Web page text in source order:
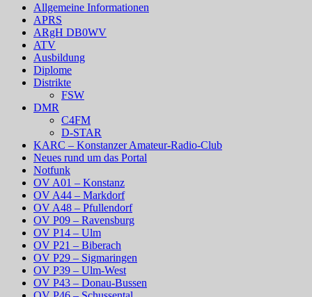
Allgemeine Informationen
APRS
ARgH DB0WV
ATV
Ausbildung
Diplome
Distrikte
FSW
DMR
C4FM
D-STAR
KARC – Konstanzer Amateur-Radio-Club
Neues rund um das Portal
Notfunk
OV A01 – Konstanz
OV A44 – Markdorf
OV A48 – Pfullendorf
OV P09 – Ravensburg
OV P14 – Ulm
OV P21 – Biberach
OV P29 – Sigmaringen
OV P39 – Ulm-West
OV P43 – Donau-Bussen